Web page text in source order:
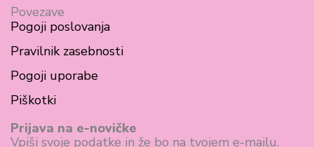
c
e
b
o
o
k
s
t
a
g
r
a
Povezave
Pogoji poslovanja
Pravilnik zasebnosti
Pogoji uporabe
Piškotki
Prijava na e-novičke
Vpiši svoje podatke in že bo na tvojem e-mailu.